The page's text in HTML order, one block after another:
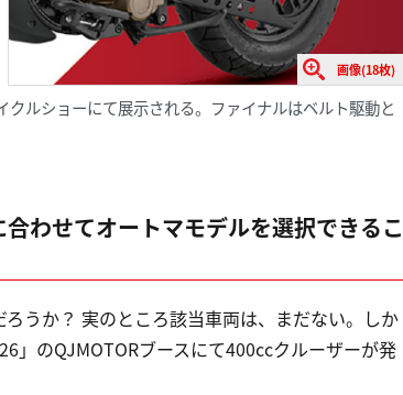
画像(18枚)
ルショーにて展示される。ファイナルはベルト駆動と
わせてオートマモデルを選択できるこ
うか？ 実のところ該当車両は、まだない。しか
」のQJMOTORブースにて400ccクルーザーが発